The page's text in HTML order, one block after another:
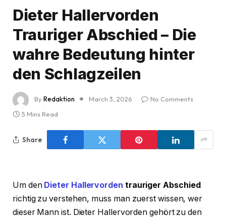
Dieter Hallervorden
Trauriger Abschied – Die
wahre Bedeutung hinter
den Schlagzeilen
ByRedaktion March 3, 2026
No Comments
5 Mins Read
Share
Um den Dieter Hallervorden trauriger Abschied
richtig zu verstehen, muss man zuerst wissen, wer
dieser Mann ist. Dieter Hallervorden gehört zu den